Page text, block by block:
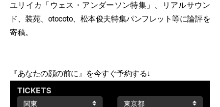
ユリイカ「ウェス・アンダーソン特集」、リアルサウン
ド、装苑、otocoto、松本俊夫特集パンフレット等に論評を
寄稿。
『あなたの顔の前に』を今すぐ予約する↓